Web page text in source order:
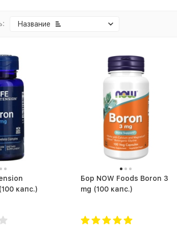
Название
Boron 3 mg (100 капс.)
Бор NOW Foods Boron 3
mg (100 капс.)